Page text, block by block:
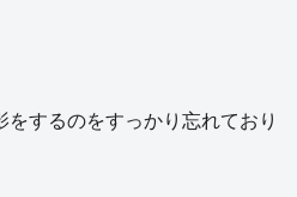
するのをすっかり忘れており